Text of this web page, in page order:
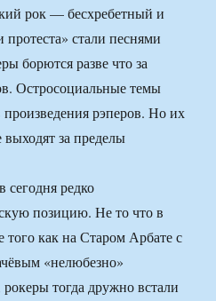
рок — бесхребетный и
стали песнями
борются разве что за
Остросоциальные темы
произведения рэперов. Но их
за пределы
сегодня редко
позицию. Не то что в
того как на Старом Арбате с
«нелюбезно»
тогда дружно встали